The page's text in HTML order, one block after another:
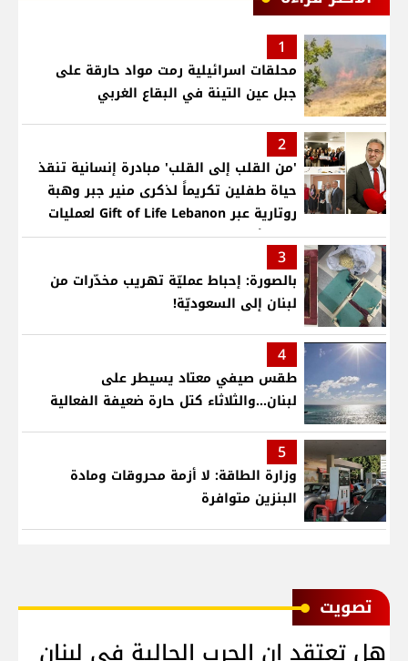
1
محلقات اسرائيلية رمت مواد حارقة على
جبل عين التينة في البقاع الغربي
2
'من القلب إلى القلب' مبادرة إنسانية تنقذ
حياة طفلين تكريماً لذكرى منير جبر وهبة
روتارية عبر Gift of Life Lebanon لعمليات
قلب لأطفال في مستشفى حمود الجامعي
3
بالصورة: إحباط عمليّة تهريب مخدّرات من
لبنان إلى السعوديّة!
4
طقس صيفي معتاد يسيطر على
لبنان...والثلاثاء كتل حارة ضعيفة الفعالية
5
وزارة الطاقة: لا أزمة محروقات ومادة
البنزين متوافرة
ﺗﺼﻮﻳﺖ
هل تعتقد ان الحرب الحالية في لبنان